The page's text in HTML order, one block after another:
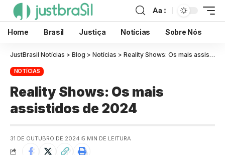
Aa
Home Brasil Justiça Notícias Sobre Nós
JustBrasil Notícias > Blog > Notícias > Reality Shows: Os mais assistidos de 2024
NOTÍCIAS
Reality Shows: Os mais
assistidos de 2024
31 DE OUTUBRO DE 2024 5 MIN DE LEITURA